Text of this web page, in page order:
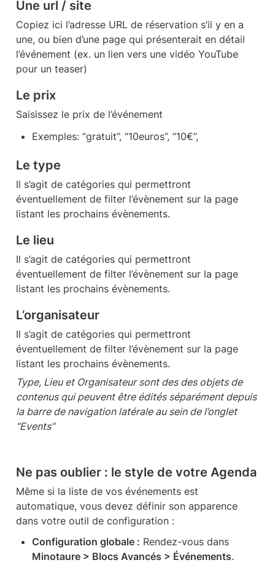
Une url / site
Copiez ici l’adresse URL de réservation s’il y en a
une, ou bien d’une page qui présenterait en détail
l’événement (ex. un lien vers une vidéo YouTube
pour un teaser)
Le prix
Saisissez le prix de l’événement
Exemples: “gratuit”, “10euros”, “10€”,
Le type
Il s’agit de catégories qui permettront
éventuellement de filter l’évènement sur la page
listant les prochains évènements.
Le lieu
Il s’agit de catégories qui permettront
éventuellement de filter l’évènement sur la page
listant les prochains évènements.
L’organisateur
Il s’agit de catégories qui permettront
éventuellement de filter l’évènement sur la page
listant les prochains évènements.
Type, Lieu et Organisateur sont des des objets de
contenus qui peuvent être édités séparément depuis
la barre de navigation latérale au sein de l’onglet
“Events”
Ne pas oublier : le style de votre Agenda
Même si la liste de vos événements est
automatique, vous devez définir son apparence
dans votre outil de configuration :
Configuration globale :
Minotaure > Blocs Avancés > Événements.